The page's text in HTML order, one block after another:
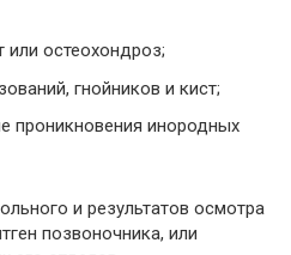
или остеохондроз;
гнойников и кист;
проникновения инородных
и результатов осмотра
позвоночника, или